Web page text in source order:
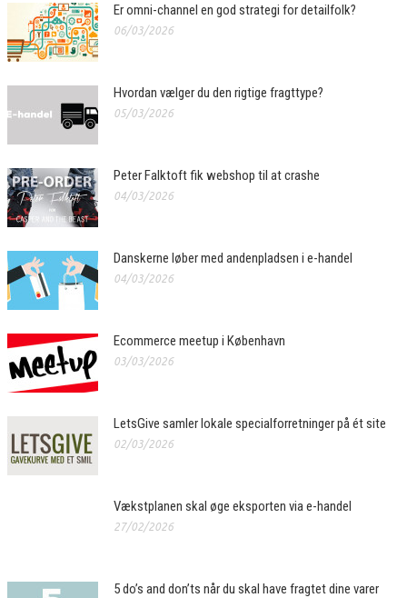
Er omni-channel en god strategi for detailfolk?
06/03/2026
Hvordan vælger du den rigtige fragttype?
05/03/2026
Peter Falktoft fik webshop til at crashe
04/03/2026
Danskerne løber med andenpladsen i e-handel
04/03/2026
Ecommerce meetup i København
03/03/2026
LetsGive samler lokale specialforretninger på ét site
02/03/2026
Vækstplanen skal øge eksporten via e-handel
27/02/2026
5 do’s and don’ts når du skal have fragtet dine varer